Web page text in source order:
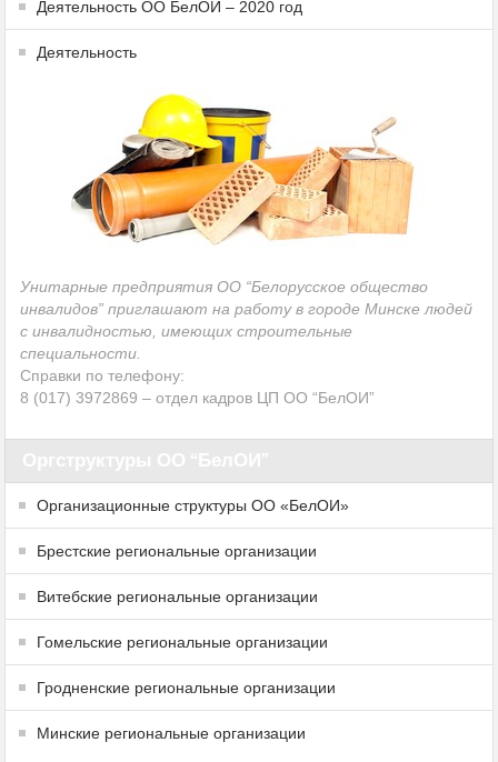
Деятельность ОО БелОИ – 2020 год
Деятельность
Унитарные предприятия ОО “Белорусское общество
инвалидов” приглашают на работу в городе Минске людей
с инвалидностью, имеющих строительные
специальности.
Справки по телефону:
8 (017) 3972869 – отдел кадров ЦП ОО “БелОИ”
Организационные структуры ОО «БелОИ»
Брестские региональные организации
Витебские региональные организации
Гомельские региональные организации
Гродненские региональные организации
Минские региональные организации